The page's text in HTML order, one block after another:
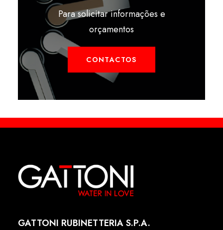
Para solicitar informações e
orçamentos
CONTACTOS
GATTONI RUBINETTERIA S.P.A.